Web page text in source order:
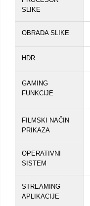
SLIKE
OBRADA SLIKE
HDR
GAMING
FUNKCIJE
FILMSKI NAČIN
PRIKAZA
OPERATIVNI
SISTEM
STREAMING
APLIKACIJE